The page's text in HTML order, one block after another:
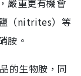
嚴重更有機會
（nitrites）等
胺。
的生物胺，同